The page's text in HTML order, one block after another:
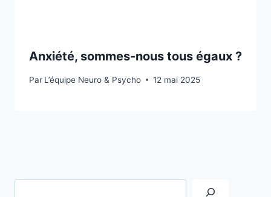
Anxiété, sommes-nous tous égaux ?
Par L’équipe Neuro & Psycho 12 mai 2025